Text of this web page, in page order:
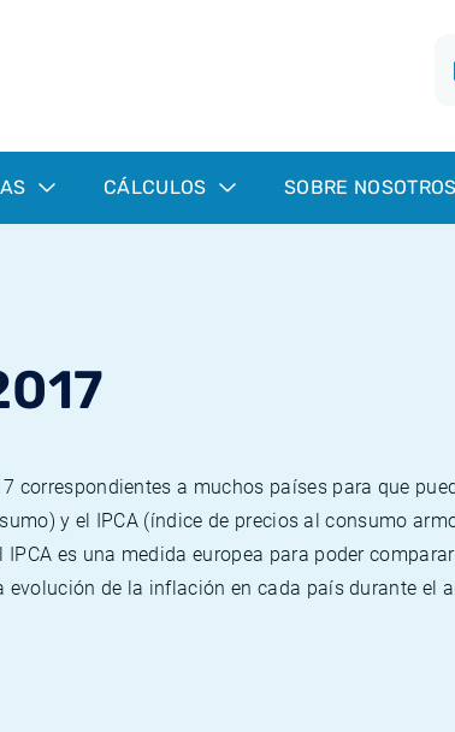
CÁLCULOS SOBRE NOSOTROS
correspondientes a muchos países para que
y el IPCA (índice de precios al consumo
es una medida europea para poder
de la inflación en cada país durante el